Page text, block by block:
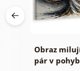
Obraz
pár v